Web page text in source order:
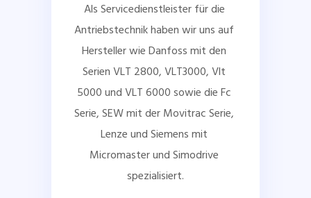
Als Servicedienstleister für die
Antriebstechnik haben wir uns auf
Hersteller wie Danfoss mit den
Serien VLT 2800, VLT3000, Vlt
5000 und VLT 6000 sowie die Fc
Serie, SEW mit der Movitrac Serie,
Lenze und Siemens mit
Micromaster und Simodrive
spezialisiert.